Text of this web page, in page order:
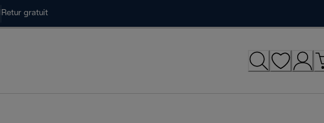
Retur gratuit